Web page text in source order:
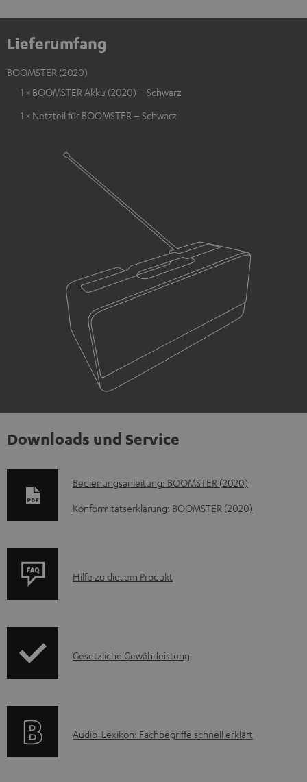
Lieferumfang
BOOMSTER (2020)
1 × BOOMSTER Akku (2020) – Schwarz
1 × Netzteil für BOOMSTER – Schwarz
Downloads und Service
D
o
e
e
H
Bedienungsanleitung: BOOMSTER (2020)
Konformitätserklärung: BOOMSTER (2020)
P
u
A
Hilfe zu diesem Produkt
I
r
Gesetzliche Gewährleistung
A
Audio-Lexikon: Fachbegriffe schnell erklärt